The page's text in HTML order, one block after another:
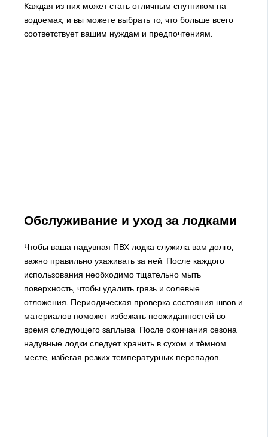
Каждая из них может стать отличным спутником на
водоемах, и вы можете выбрать то, что больше всего
соответствует вашим нуждам и предпочтениям.
Обслуживание и уход за лодками
Чтобы ваша надувная ПВХ лодка служила вам долго,
важно правильно ухаживать за ней. После каждого
использования необходимо тщательно мыть
поверхность, чтобы удалить грязь и солевые
отложения. Периодическая проверка состояния швов и
материалов поможет избежать неожиданностей во
время следующего заплыва. После окончания сезона
надувные лодки следует хранить в сухом и тёмном
месте, избегая резких температурных перепадов.